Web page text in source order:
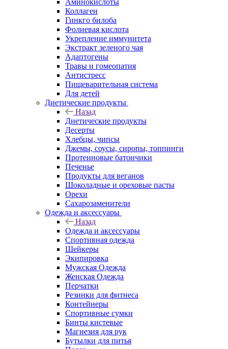
Аминокислоты
Коллаген
Гинкго билоба
Фолиевая кислота
Укрепление иммунитета
Экстракт зеленого чая
Адаптогены
Травы и гомеопатия
Антистресс
Пищеварительная система
Для детей
Диетические продукты
Назад
Диетические продукты
Десерты
Хлебцы, чипсы
Джемы, соусы, сиропы, топпинги
Протеиновые батончики
Печенье
Продукты для веганов
Шоколадные и ореховые пасты
Орехи
Сахарозаменители
Одежда и аксессуары
Назад
Одежда и аксессуары
Спортивная одежда
Шейкеры
Экипировка
Мужская Одежда
Женская Одежда
Перчатки
Резинки для фитнеса
Контейнеры
Спортивные сумки
Бинты кистевые
Магнезия для рук
Бутылки для питья